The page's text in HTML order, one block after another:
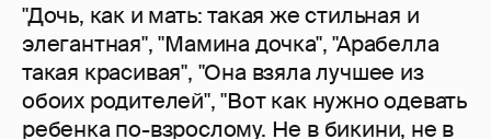
"Дочь, как и мать: такая же стильная и
элегантная", "Мамина дочка", "Арабелла
такая красивая", "Она взяла лучшее из
обоих родителей", "Вот как нужно одевать
ребенка по-взрослому. Не в бикини, не в